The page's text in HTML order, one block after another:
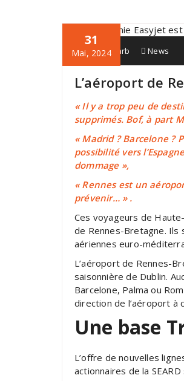
31
Mai, 2024
Admin Adarb News
L’aéroport de
« Il y a trop peu de
supprimés. Bof, à part
« Madrid ? Barcelone ?
possibilité vers
dommage »,
« Rennes est un
prévenir… » .
Ces voyageurs de
de Rennes-Bretagne. Ils
aériennes euro-
L’aéroport de Rennes-
saisonnière de Dublin.
Barcelone, Palma ou
direction de l’aéroport à
Une base
L’offre de nouvelles
actionnaires de la